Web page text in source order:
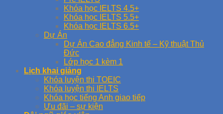
Khóa học IELTS 4.5+
Khóa học IELTS 5.5+
Khóa học IELTS 6.5+
Dự Án
Dự Án Cao đẳng Kinh tế – Kỹ thuật Thủ
Đức
Lớp học 1 kèm 1
Lịch khai giảng
Khóa luyện thi TOEIC
Khóa luyện thi IELTS
Khóa học tiếng Anh giao tiếp
Ưu đãi – sự kiện